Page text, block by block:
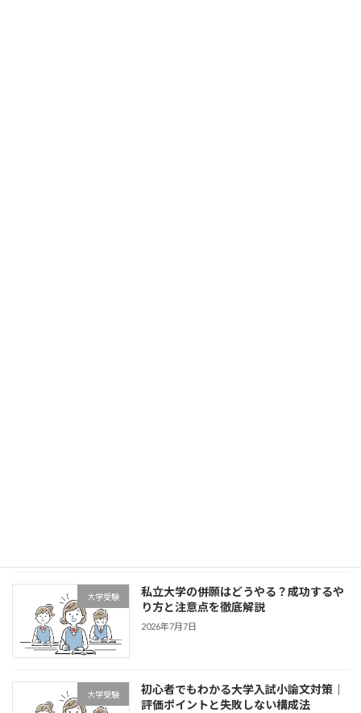
大学受験
私立大学の併願はどうやる？成功するや
り方と注意点を徹底解説
2026年7月7日
大学受験
初心者でもわかる大学入試小論文対策｜
評価ポイントと失敗しない構成法